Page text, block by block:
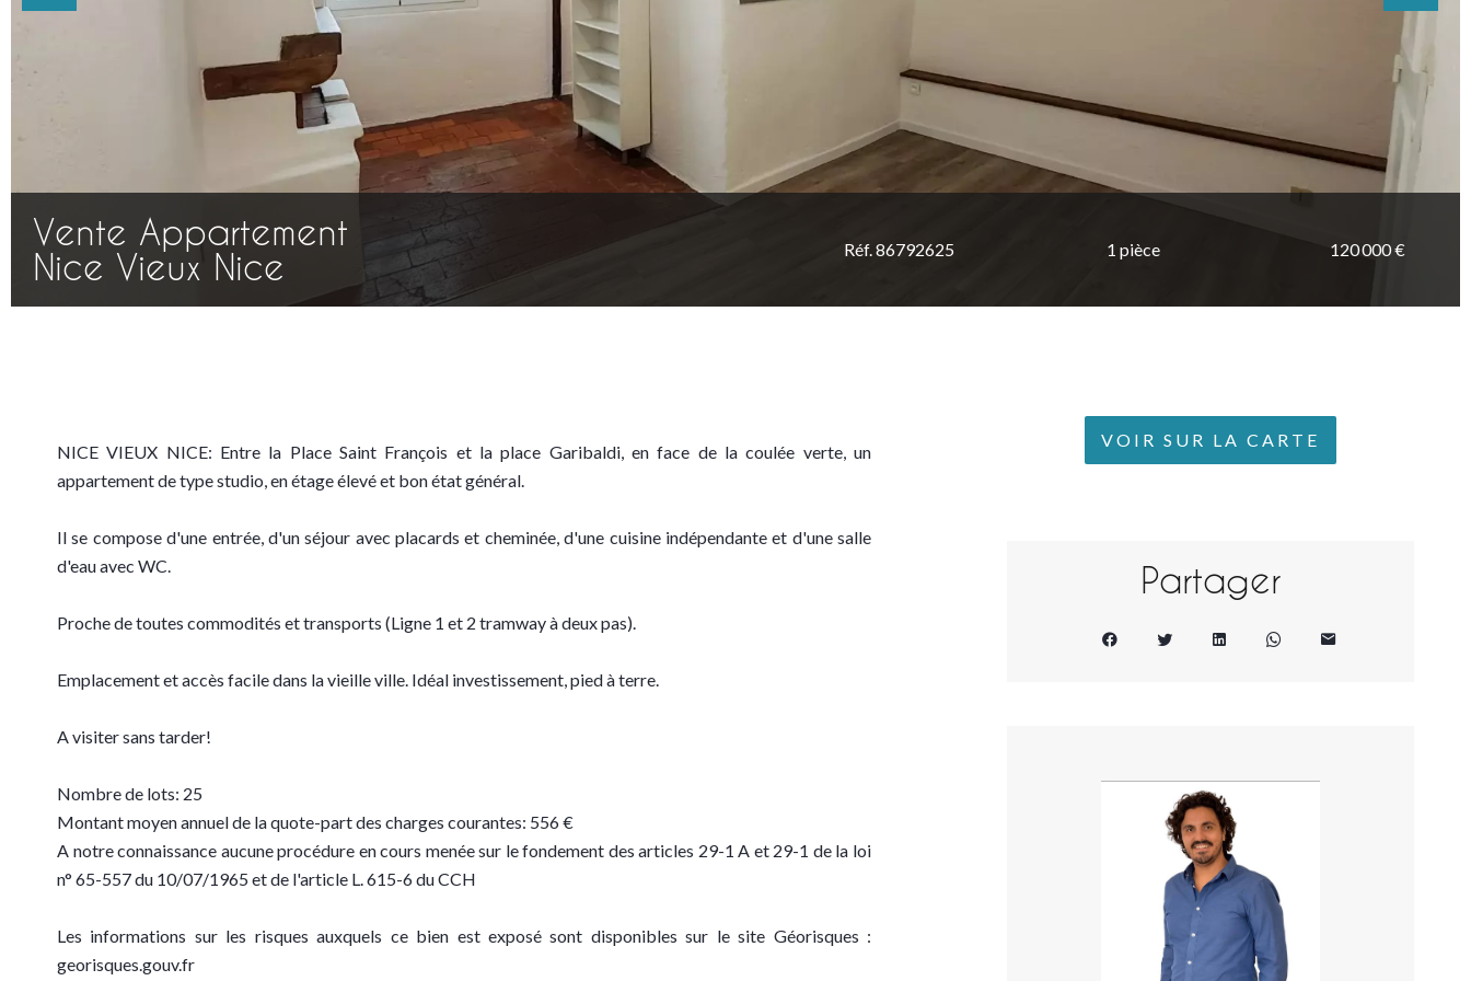
Vente Appartement
Nice Vieux Nice
Réf. 86792625 1 pièce 120 000 €
NICE VIEUX NICE: Entre la Place Saint François et la place Garibaldi, en face de la coulée verte, un
appartement de type studio, en étage élevé et bon état général.
Il se compose d'une entrée, d'un séjour avec placards et cheminée, d'une cuisine indépendante et d'une salle
d'eau avec WC.
Proche de toutes commodités et transports (Ligne 1 et 2 tramway à deux pas).
Emplacement et accès facile dans la vieille ville. Idéal investissement, pied à terre.
A visiter sans tarder!
Nombre de lots: 25
Montant moyen annuel de la quote-part des charges courantes: 556 €
A notre connaissance aucune procédure en cours menée sur le fondement des articles 29-1 A et 29-1 de la loi
n° 65-557 du 10/07/1965 et de l'article L. 615-6 du CCH
Les informations sur les risques auxquels ce bien est exposé sont disponibles sur le site Géorisques :
georisques.gouv.fr
VOIR SUR LA CARTE
Partager